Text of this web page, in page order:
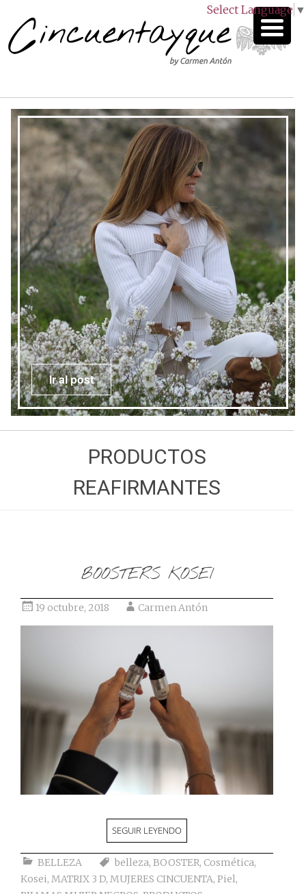
Select Language ▼
Ir al post
PRODUCTOS
REAFIRMANTES
BOOSTERS KOSEI
19 octubre, 2018 Carmen Antón
SEGUIR LEYENDO
BELLEZA belleza, BOOSTER, Cosmética,
Kosei, MATRIX 3 D, MUJERES CINCUENTA, Piel,